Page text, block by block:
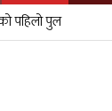
पहिलो पुल